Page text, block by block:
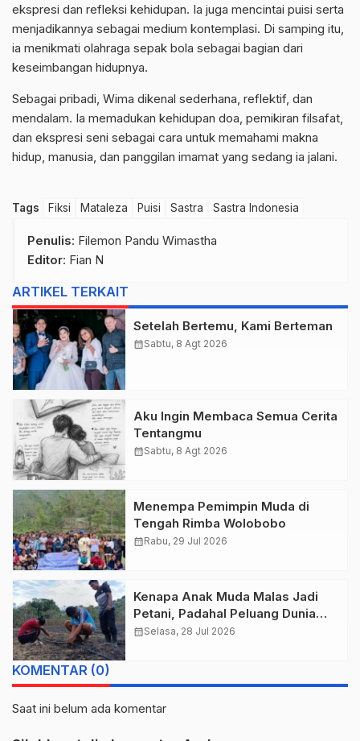
ekspresi dan refleksi kehidupan. Ia juga mencintai puisi serta
menjadikannya sebagai medium kontemplasi. Di samping itu,
ia menikmati olahraga sepak bola sebagai bagian dari
keseimbangan hidupnya.
Sebagai pribadi, Wima dikenal sederhana, reflektif, dan
mendalam. Ia memadukan kehidupan doa, pemikiran filsafat,
dan ekspresi seni sebagai cara untuk memahami makna
hidup, manusia, dan panggilan imamat yang sedang ia jalani.
Tags Fiksi Mataleza Puisi Sastra Sastra Indonesia
Penulis: Filemon Pandu Wimastha
Editor: Fian N
ARTIKEL TERKAIT
Setelah Bertemu, Kami Berteman
calendar_monthSabtu, 8 Agt 2026
Aku Ingin Membaca Semua Cerita
Tentangmu
calendar_monthSabtu, 8 Agt 2026
Menempa Pemimpin Muda di
Tengah Rimba Wolobobo
calendar_monthRabu, 29 Jul 2026
Kenapa Anak Muda Malas Jadi
Petani, Padahal Peluang Dunia
Pertanian Menjanjikan?
calendar_monthSelasa, 28 Jul 2026
KOMENTAR (0)
Saat ini belum ada komentar